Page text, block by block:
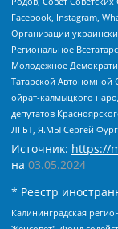
Facebook, Instagram,
Организации
Региональное
Молодежное
Татарской Автономной
ойрат-калмыцкого
депутатов
ЛГБТ, Я.МЫ Сергей
Источник: https://
на 03.05.2024
* Реестр
Калининградская региональная общественная организация "Экозащита!-Женсовет", Фонд содействия защите прав и свобод граждан "Общественный вердикт", Фонд "Институт Развития Свободы Информации", Частное учреждение "Информационное агентство МЕМО. РУ", Региональная общественная организация "Общественная комиссия по сохранению наследия академика Сахарова", Фонд поддержки свободы прессы, Санкт-Петербургская общественная правозащитная организация "Гражданский контроль", Межрегиональная общественная организация "Информационно-просветительский центр "Мемориал", Региональный Фонд "Центр Защиты Прав Средств Массовой Информации", с 05.12.2023 Фонд "Центр Защиты Прав Средств массовой информации", Региональная общественная благотворительная организация помощи беженцам и мигрантам "Гражданское содействие", Негосударственное образовательное учреждение дополнительного профессионального образования (повышение квалификации) специалистов "АКАДЕМИЯ ПО ПРАВАМ ЧЕЛОВЕКА", Свердловская региональная общественная организация "Сутяжник", Автономная некоммерческая организация "Центр независимых социологических исследований", Союз общественных объединений "Российский исследовательский центр по правам человека", Региональное общественное учреждение научно-информационный центр "МЕМОРИАЛ", Некоммерческая организация "Фонд защиты гласности", Автономная некоммерческая организация "Институт прав человека", Городская общественная организация "Екатеринбургское общество "МЕМОРИАЛ", Городская общественная организация "Рязанское историко-просветительское и правозащитное общество "Мемориал" (Рязанский Мемориал), Челябинский региональный орган общественной самодеятельности – женское общественное объединение "Женщины Евразии", Челябинский региональный орган общественной самодеятельности "Уральская правозащитная группа", Фонд содействия защите здоровья и социальной справедливости имени Андрея Рылькова, Автономная Некоммерческая Организация "Аналитический Центр Юрия Левады", Автономная некоммерческая организация социальной поддержки населения "Проект Апрель", Региональная общественная организация помощи женщинам и детям, находящимся в кризисной ситуации "Информационно-методический центр "Анна", Фонд содействия развитию массовых коммуникаций и правовому просвещению "Так-так-Так", Фонд содействия устойчивому развитию "Серебряная тайга", Свердловский региональный общественный фонд социальных проектов "Новое время", "Idel.Реалии", Кавказ.Реалии, Крым.Реалии, Телеканал Настоящее Время, Татаро-башкирская служба Радио Свобода (Azatliq Radiosi), Радио Свободная Европа/Радио Свобода (PCE/PC), "Сибирь.Реалии", "Фактограф", Благотворительный фонд помощи осужденным и их семьям, Автономная некоммерческая организация "Институт глобализации и социальных движений", Фонд "В защиту прав заключенных", Частное учреждение "Центр поддержки и содействия развитию средств массовой информации", Пензенский региональный общественный благотворительный фонд "Гражданский союз", "Север.Реалии", Некоммерческая организация Фонд "Правовая инициатива", Общество с ограниченной ответственностью "Радио Свободная Европа/Радио Свобода", Чешское информационное агентство "MEDIUM-ORIENT",